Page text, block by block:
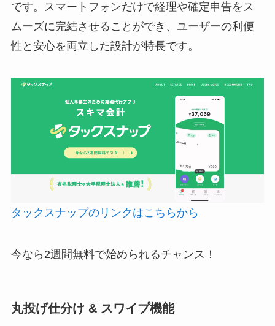
です。スマートフォンだけで経理や確定申告をス
ムーズに完結させることができ、ユーザーの利便
性と安心を両立した設計が特長です。
タックスナップのリンクはこちらから
今なら2週間無料で始められるチャンス！
丸投げ仕分け & スワイプ機能